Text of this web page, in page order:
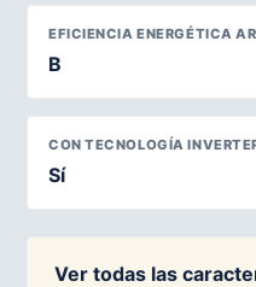
EFICIENCIA ENERGÉTICA
B
CON TECNOLOGÍA
Sí
Ver todas las